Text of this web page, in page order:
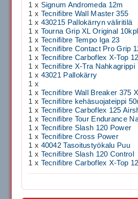
1 x Signum Andromeda 12m
1 x Tecnifibre Wall Master 355
1 x 430215 Pallokärryn väliritilä
1 x Tourna Grip XL Original 10kpl
1 x Tecnifibre Tempo Iga 23
1 x Tecnifibre Contact Pro Grip
1 x Tecnifibre Carboflex X-Top
1 x Tecnifibre X-Tra Nahkagrippi
1 x 43021 Pallokärry
1 x
1 x Tecnifibre Wall Breaker 375
1 x Tecnifibre kehäsuojateippi
1 x Tecnifibre Carboflex 125
1 x Tecnifibre Tour Endurance
1 x Tecnifibre Slash 120 Power
1 x Tecnifibre Cross Power
1 x 40042 Tasoitustyökalu Puu
1 x Tecnifibre Slash 120 Control
1 x Tecnifibre Carboflex X-Top